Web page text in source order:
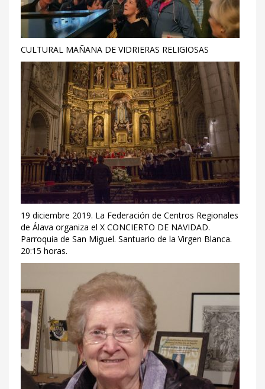
CULTURAL MAÑANA DE VIDRIERAS RELIGIOSAS
19 diciembre 2019. La Federación de Centros Regionales
de Álava organiza el X CONCIERTO DE NAVIDAD.
Parroquia de San Miguel. Santuario de la Virgen Blanca.
20:15 horas.